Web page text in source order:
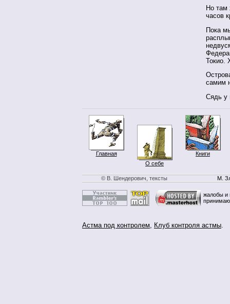
Но там
часов
Пока
Токио.
самим
Сядь у
Главная
О себе
Книги
© В. Шендерович, тексты М.
жалобы и
Астма под контролем, Клуб контроля астмы.